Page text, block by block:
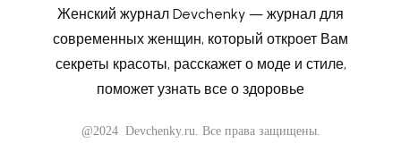
Женский журнал Devchenky — журнал для
современных женщин, который откроет Вам
секреты красоты, расскажет о моде и стиле,
поможет узнать все о здоровье
@2024 Devchenky.ru. Все права защищены.